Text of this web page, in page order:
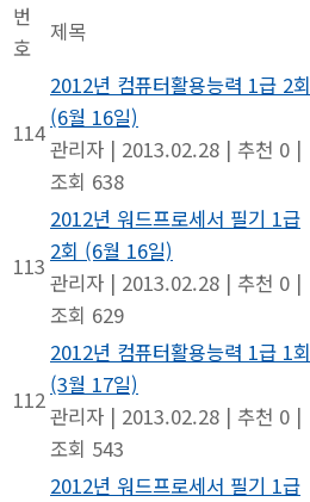
번
호
제목
114
2012년 컴퓨터활용능력 1급 2회
(6월 16일)
관리자 | 2013.02.28 | 추천 0 |
조회 638
113
2012년 워드프로세서 필기 1급
2회 (6월 16일)
관리자 | 2013.02.28 | 추천 0 |
조회 629
112
2012년 컴퓨터활용능력 1급 1회
(3월 17일)
관리자 | 2013.02.28 | 추천 0 |
조회 543
2012년 워드프로세서 필기 1급